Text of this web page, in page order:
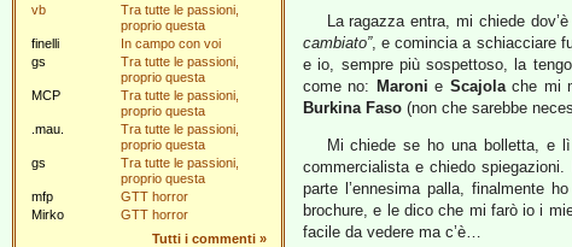
vb
Tra tutte le passioni,
proprio questa
finelli
In campo con voi
gs
Tra tutte le passioni,
proprio questa
MCP
Tra tutte le passioni,
proprio questa
.mau.
Tra tutte le passioni,
proprio questa
gs
Tra tutte le passioni,
proprio questa
mfp
GTT horror
Mirko
GTT horror
Tutti i commenti »
La ragazza entra, mi chiede
cambiato”, e comincia a schiacciare
e io, sempre più sospettoso, la
come no: Maronie Scajolache mi
Burkina Faso (non che sarebbe
Mi chiede se ho una bolletta, e
commercialista e chiedo
parte l’ennesima palla, finalmente
brochure, e le dico che mi farò io i
facile da vedere ma c’è…